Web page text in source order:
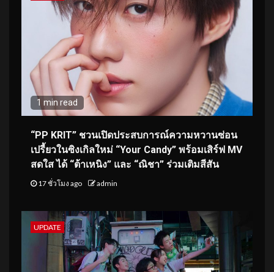
1 min read
“PP KRIT” ชวนเปิดประสบการณ์ความหวานซ่อน
เปรี้ยวในซิงเกิลใหม่ “Your Candy” พร้อมเสิร์ฟ MV
สดใส ได้ “ต้าเหนิง” และ “ณิชา” ร่วมเติมสีสัน
17 ชั่วโมง ago admin
UPDATE